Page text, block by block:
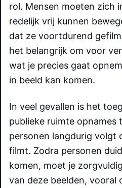
rol. Mensen moeten zich
redelijk vrij kunnen
dat ze voortdurend
het belangrijk om voor
wat je precies gaat
in beeld kan komen.
In veel gevallen is het
publieke ruimte opnames
personen langdurig volgt
filmt. Zodra personen
komen, moet je
van deze beelden, vooral